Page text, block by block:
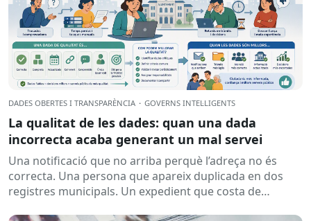
DADES OBERTES I TRANSPARÈNCIA · GOVERNS INTEL·LIGENTS
La qualitat de les dades: quan una dada
incorrecta acaba generant un mal servei
Una notificació que no arriba perquè l’adreça no és
correcta. Una persona que apareix duplicada en dos
registres municipals. Un expedient que costa de